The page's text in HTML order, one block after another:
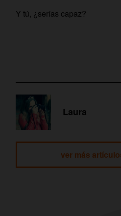
Y tú, ¿serías capaz?
Laura
ver más